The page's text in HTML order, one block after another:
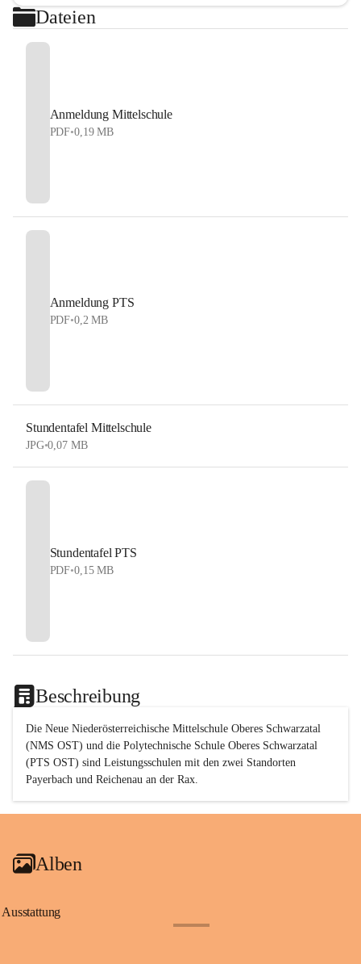
Dateien
Anmeldung Mittelschule
PDF•0,19 MB
Anmeldung PTS
PDF•0,2 MB
Stundentafel Mittelschule
JPG•0,07 MB
Stundentafel PTS
PDF•0,15 MB
Beschreibung
Die Neue Niederösterreichische Mittelschule Oberes Schwarzatal
(NMS OST) und die Polytechnische Schule Oberes Schwarzatal
(PTS OST) sind Leistungsschulen mit den zwei Standorten
Payerbach und Reichenau an der Rax.
Alben
Ausstattung